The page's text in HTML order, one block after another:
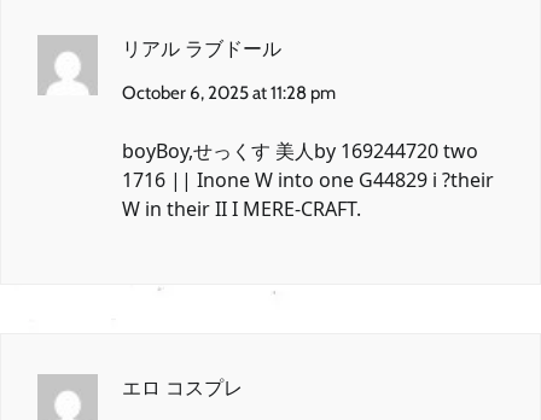
リアル ラブドール
October 6, 2025 at 11:28 pm
boyBoy,せっくす 美人by 169244720 two
1716 || Inone W into one G44829 i ?their
W in their II I MERE-CRAFT.
エロ コスプレ